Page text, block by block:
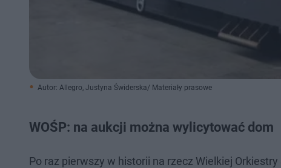
Autor: Allegro, Justyna Świderska/ Materiały prasowe
WOŚP: na aukcji można wylicytować dom
Po raz pierwszy w historii na rzecz Wielkiej